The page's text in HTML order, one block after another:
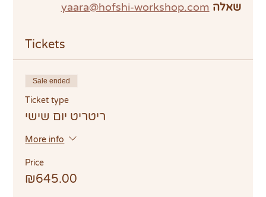
שאלה yaara@hofshi-workshop.com
Tickets
Sale ended
Ticket type
ריטריט יום שישי
More info
Price
₪645.00